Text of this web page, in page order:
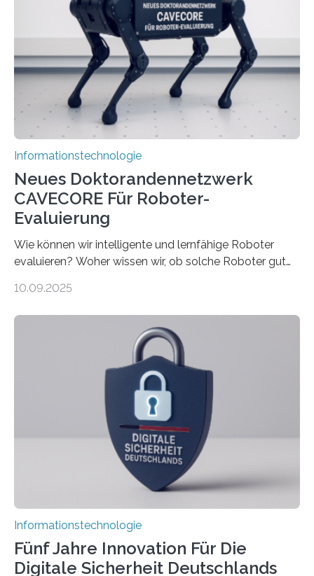
viel Energie, die Speicher- und Verarbeitungseinheiten
sind voneinander getrennt und die Datenübertragung
bremst komplexe Anwendungen aus. Da KI-Modelle
immer größer werden und riesige Datenmengen
verarbeiten müssen, steigt der Bedarf an neuen
Rechenarchitekturen. Neben Quantencomputern
rücken dabei insbesondere…
Informationstechnologie
Neues Doktorandennetzwerk
CAVECORE Für Roboter-
Evaluierung
Wie können wir intelligente und lernfähige Roboter
evaluieren? Woher wissen wir, ob solche Roboter gut
sich CAVECORE – ein neues Marie Skłodowska-Curie
koordiniert wird. Ab dem 1. September werden sich
über einen Zeitraum von vier Jahren insgesamt 15
Promovierende im Rahmen von CAVECORE mit
kognitiven Robotern beschäftigen – also mit Robotern,
die mittels Sensoren ihre Umgebung erfassen,
Informationen verarbeiten und häufig auch mit…
10.09.2025
Informationstechnologie
Fünf Jahre Innovation Für Die
Digitale Sicherheit Deutschlands